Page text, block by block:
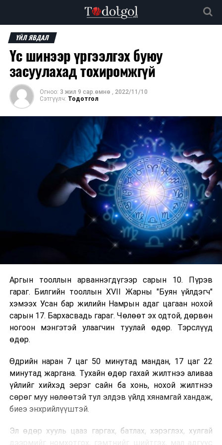
ҮЙЛ ЯВДАЛ
Үс шинээр үргээлгэх буюу
засуулахад тохиромжгүй
Огноо: 3 жил 9 сар.өмнө , 2022/11/10
Сэтгүүлч: Тодотгол
Аргын тооллын арваннэгдүгээр сарын 10. Пүрэв
гараг. Билгийн тооллын XVII Жарны "Буян үйлдэгч"
хэмээх Усан бар жилийн Намрын адаг цагаан нохой
сарын 17. Бархасвадь гараг. Чөлөөт эх одтой, дөрвөн
ногоон мэнгэтэй улаагчин туулай өдөр. Тэрслүүд
өдөр.
Өдрийн наран 7 цаг 50 минутад мандан, 17 цаг 22
минутад жаргана. Тухайн өдөр гахай жилтнээ аливаа
үйлийг хийхэд эерэг сайн ба хонь, нохой жилтнээ
сөрөг муу нөлөөтэй тул элдэв үйлд хянамгай хандаж,
биеэ энхрийлүүштэй.
Эл өдөр хууль цааз гаргах, батлах, хэрэглэх, хулгай